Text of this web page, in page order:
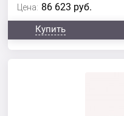
Цена: 86 623 руб.
Купить